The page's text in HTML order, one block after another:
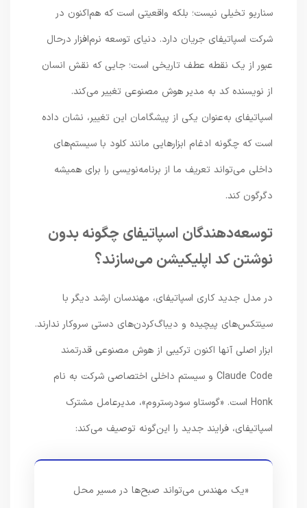
سناریو تخیلی نیست؛ بلکه واقعیتی است که هم‌اکنون در
شرکت اسپاتیفای جریان دارد. دنیای توسعه نرم‌افزار درحال
عبور از یک نقطه عطف تاریخی است؛ جایی که نقش انسان
از نویسنده کد به مدیر هوش مصنوعی تغییر می‌کند.
اسپاتیفای به‌عنوان یکی از پیشگامان این تغییر، نشان داده
است که چگونه ادغام ابزارهایی مانند کلود با سیستم‌های
داخلی می‌تواند تعریف ما از برنامه‌نویسی را برای همیشه
دگرگون کند.
توسعه‌دهندگان اسپاتیفای چگونه بدون
نوشتن کد اپلیکیشن می‌سازند؟
در مدل جدید کاری اسپاتیفای، مهندسان ارشد دیگر با
سینتکس‌های پیچیده و دیباگ‌کردن‌های دستی سروکار ندارند.
ابزار اصلی آنها اکنون ترکیبی از هوش مصنوعی قدرتمند
Claude Code و سیستم داخلی اختصاصی شرکت به نام
Honk است. «گوستاو سودرستروم»، مدیرعامل مشترک
اسپاتیفای، فرایند جدید را این‌گونه توصیف می‌کند:
«یک مهندس می‌تواند صبح‌ها در مسیر محل